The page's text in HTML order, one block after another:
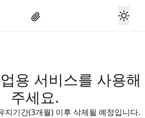
용 서비스를 사용해
주세요.
지기간(3개월) 이후 삭제될 예정입니다.